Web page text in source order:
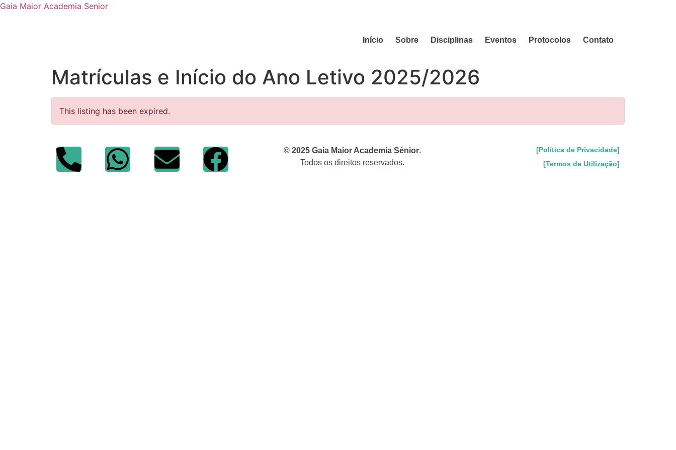
Gaia Maior Academia Senior
Início Sobre Disciplinas Eventos Protocolos Contato
Matrículas e Início do Ano Letivo 2025/2026
This listing has been expired.
© 2025 Gaia Maior Academia Sénior.
Todos os direitos reservados.
[Política de Privacidade]
[Termos de Utilização]